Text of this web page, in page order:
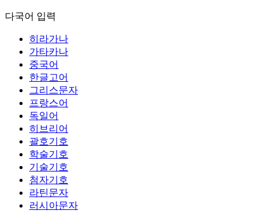
다국어 입력
히라가나
가타카나
중국어
한글고어
그리스문자
프랑스어
독일어
히브리어
괄호기호
학술기호
기술기호
첨자기호
라틴문자
러시아문자